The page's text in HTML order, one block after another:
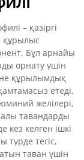
– қазіргі
құрылыс
Бұл арнайы
орнату үшін
құрылымдық
етеді.
желілері,
тавандарды
кез келген ішкі
түрде тегіс,
таван үшін